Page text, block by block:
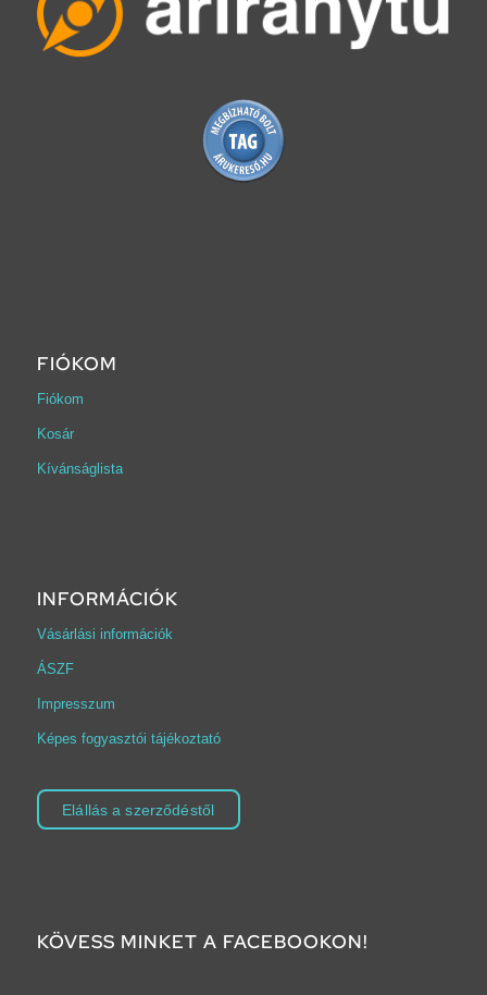
FIÓKOM
Fiókom
Kosár
Kívánságlista
INFORMÁCIÓK
Vásárlási információk
ÁSZF
Impresszum
Képes fogyasztói tájékoztató
Elállás a szerződéstől
KÖVESS MINKET A FACEBOOKON!